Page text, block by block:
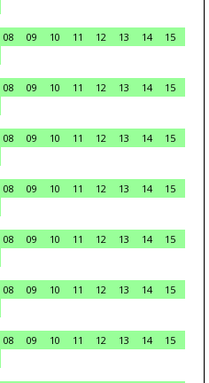
08 09 10 11 12 13 14
15
08 09 10 11 12 13 14
15
08 09 10 11 12 13 14
15
08 09 10 11 12 13 14
15
08 09 10 11 12 13 14
15
08 09 10 11 12 13 14
15
08 09 10 11 12 13 14
15